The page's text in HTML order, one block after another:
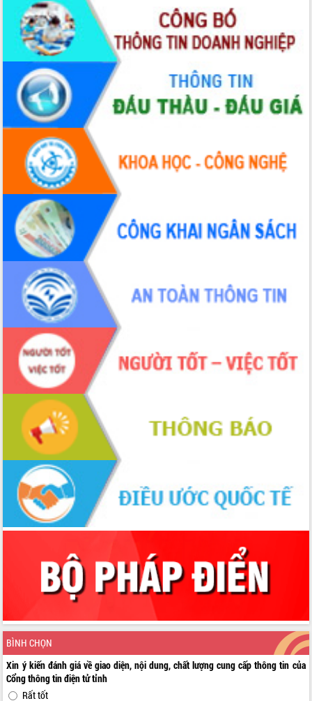
BÌNH CHỌN
Xin ý kiến đánh giá về giao diện, nội dung, chất lượng cung cấp thông tin của
Cổng thông tin điện tử tỉnh
Rất tốt